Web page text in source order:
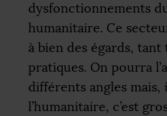
dysfonctionnements
humanitaire. Ce
à bien des égards,
pratiques. On pourra
différents angles mais,
l’humanitaire, c’est